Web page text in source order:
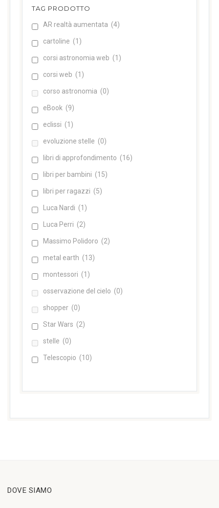
TAG PRODOTTO
AR realtà aumentata (4)
cartoline (1)
corsi astronomia web (1)
corsi web (1)
corso astronomia (0)
eBook (9)
eclissi (1)
evoluzione stelle (0)
libri di approfondimento (16)
libri per bambini (15)
libri per ragazzi (5)
Luca Nardi (1)
Luca Perri (2)
Massimo Polidoro (2)
metal earth (13)
montessori (1)
osservazione del cielo (0)
shopper (0)
Star Wars (2)
stelle (0)
Telescopio (10)
DOVE SIAMO